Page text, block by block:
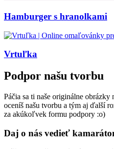
Hamburger s hranolkami
Vrtuľka
Podpor našu tvorbu
Páčia sa ti naše originálne obrázky
oceníš našu tvorbu a tým aj ďalší
za akúkoľvek formu podpory :o)
Daj o nás vedieť